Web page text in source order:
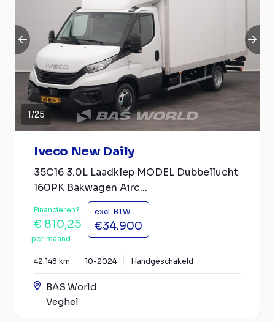
1/25
Iveco New Daily
35C16 3.0L Laadklep MODEL Dubbellucht
160PK Bakwagen Airc...
Financieren?
€ 810,25
per maand
excl. BTW
€34.900
42.148 km 10-2024 Handgeschakeld
BAS World
Veghel